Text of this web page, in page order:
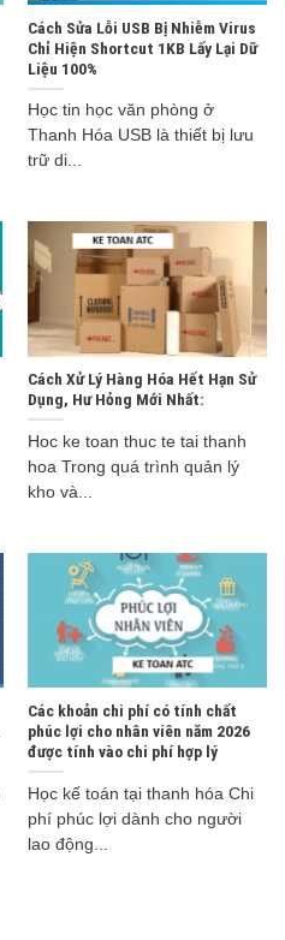
Cách Sửa Lỗi USB Bị Nhiễm Virus
Chỉ Hiện Shortcut 1KB Lấy Lại Dữ
Liệu 100%
Học tin học văn phòng ở
Thanh Hóa USB là thiết bị lưu
trữ di...
Cách Xử Lý Hàng Hóa Hết Hạn Sử
Dụng, Hư Hỏng Mới Nhất:
Hoc ke toan thuc te tai thanh
hoa Trong quá trình quản lý
kho và...
Các khoản chi phí có tính chất
phúc lợi cho nhân viên năm 2026
được tính vào chi phí hợp lý
Học kế toán tại thanh hóa Chi
phí phúc lợi dành cho người
lao động...